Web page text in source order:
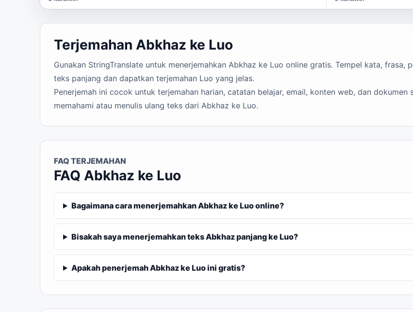
Terjemahan Abkhaz ke Luo
Gunakan StringTranslate untuk menerjemahkan Abkhaz ke Luo online gratis. Tempel kata, frasa,
teks panjang dan dapatkan terjemahan Luo yang jelas.
Penerjemah ini cocok untuk terjemahan harian, catatan belajar, email, konten web, dan dokumen
memahami atau menulis ulang teks dari Abkhaz ke Luo.
FAQ TERJEMAHAN
FAQ Abkhaz ke Luo
Bagaimana cara menerjemahkan Abkhaz ke Luo online?
Bisakah saya menerjemahkan teks Abkhaz panjang ke Luo?
Apakah penerjemah Abkhaz ke Luo ini gratis?